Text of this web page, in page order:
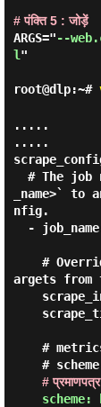
# पंक्ति 5 : जोड़ें
ARGS="--
l"
root@dlp:~#
.....
.....
_name>`
nfig.
argets from
#